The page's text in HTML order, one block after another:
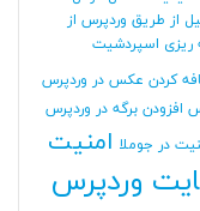
از طریق وردپرس از
ریزی اسپردشیت
کردن عکس در وردپرس
افزودن برگه در وردپرس
در جوملا امنیت
وردپرس